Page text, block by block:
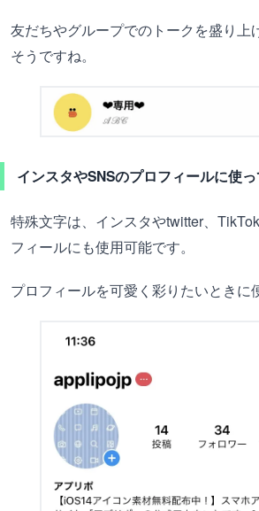
友だちやグループでのトークを盛り上
そうですね。
インスタやSNSのプロフィールに使
特殊文字は、インスタやtwitter、
フィールにも使用可能です。
プロフィールを可愛く彩りたいときに